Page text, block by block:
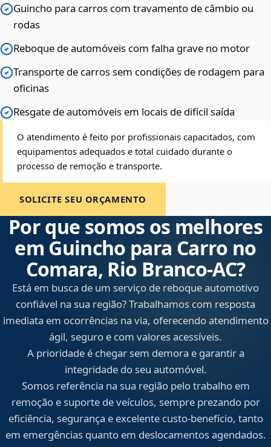
Guincho para carros com travamento de câmbio ou
rodas
Reboque de automóveis com falha grave no motor
Transporte de carros sem condições de rodagem para
oficinas
Resgate de automóveis em locais de difícil saída
O atendimento é feito por profissionais capacitados, com
equipamentos adequados e total cuidado durante o
processo de remoção e transporte.
SOLICITE SEU ORÇAMENTO
Por que somos os melhores
em Guincho para Carro no
Comara, Rio Branco‑AC?
Está em busca de um serviço de reboque automotivo
confiável na sua região? Trabalhamos com resposta
imediata em ocorrências na via, oferecendo atendimento
ágil, seguro e com valores acessíveis.
A prioridade é chegar sem demora e garantir a
integridade do seu automóvel.
Somos referência na sua região pelo trabalho em
remoção e suporte de veículos, sempre prezando por
eficiência, segurança e excelente custo-benefício, tanto
em emergências quanto em deslocamentos agendados.